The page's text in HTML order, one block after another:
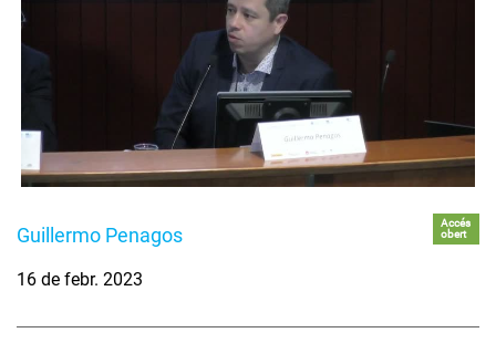
Guillermo Penagos
Accés
obert
16 de febr. 2023